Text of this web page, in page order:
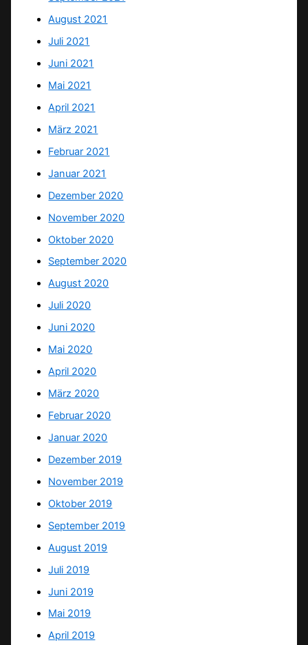
August 2021
Juli 2021
Juni 2021
Mai 2021
April 2021
März 2021
Februar 2021
Januar 2021
Dezember 2020
November 2020
Oktober 2020
September 2020
August 2020
Juli 2020
Juni 2020
Mai 2020
April 2020
März 2020
Februar 2020
Januar 2020
Dezember 2019
November 2019
Oktober 2019
September 2019
August 2019
Juli 2019
Juni 2019
Mai 2019
April 2019